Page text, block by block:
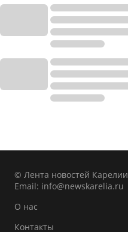
© Лента новостей Карелии
Email: info@newskarelia.ru
О нас
Контакты